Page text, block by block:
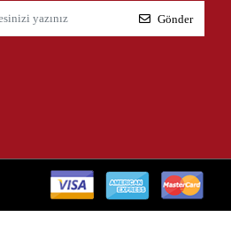
Gönder